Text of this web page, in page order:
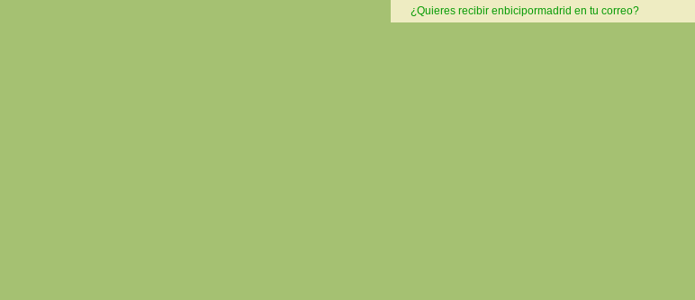
¿Quieres recibir enbicipormadrid en tu correo?